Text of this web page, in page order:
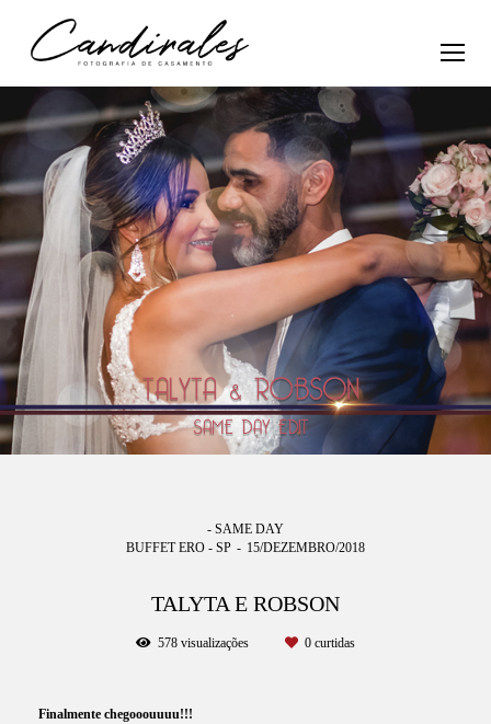
- SAME DAY
BUFFET ERO - SP
15/DEZEMBRO/2018
TALYTA E ROBSON
578 visualizações 0 curtidas
Finalmente chegooouuuu!!!